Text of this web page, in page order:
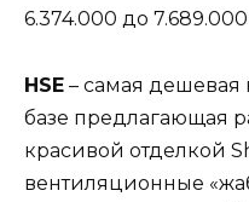
6.374.000 до
HSE – самая дешевая
базе предлагающая
красивой отделкой
вентиляционные